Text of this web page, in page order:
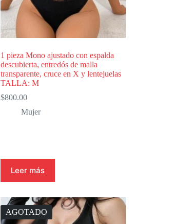
1 pieza Mono ajustado con espalda
descubierta, entredós de malla
transparente, cruce en X y lentejuelas
TALLA: M
$800.00
Mujer
Leer más
AGOTADO